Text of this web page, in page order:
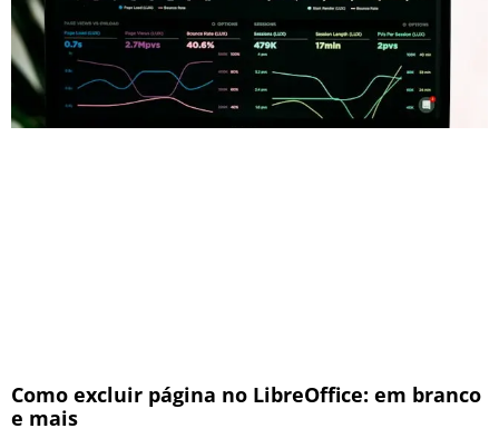
Como excluir página no LibreOffice: em branco
e mais